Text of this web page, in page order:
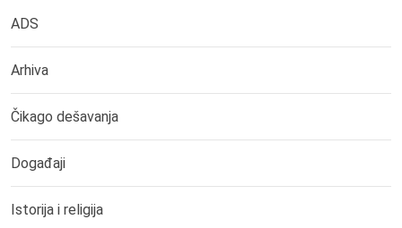
ADS
Arhiva
Čikago dešavanja
Događaji
Istorija i religija